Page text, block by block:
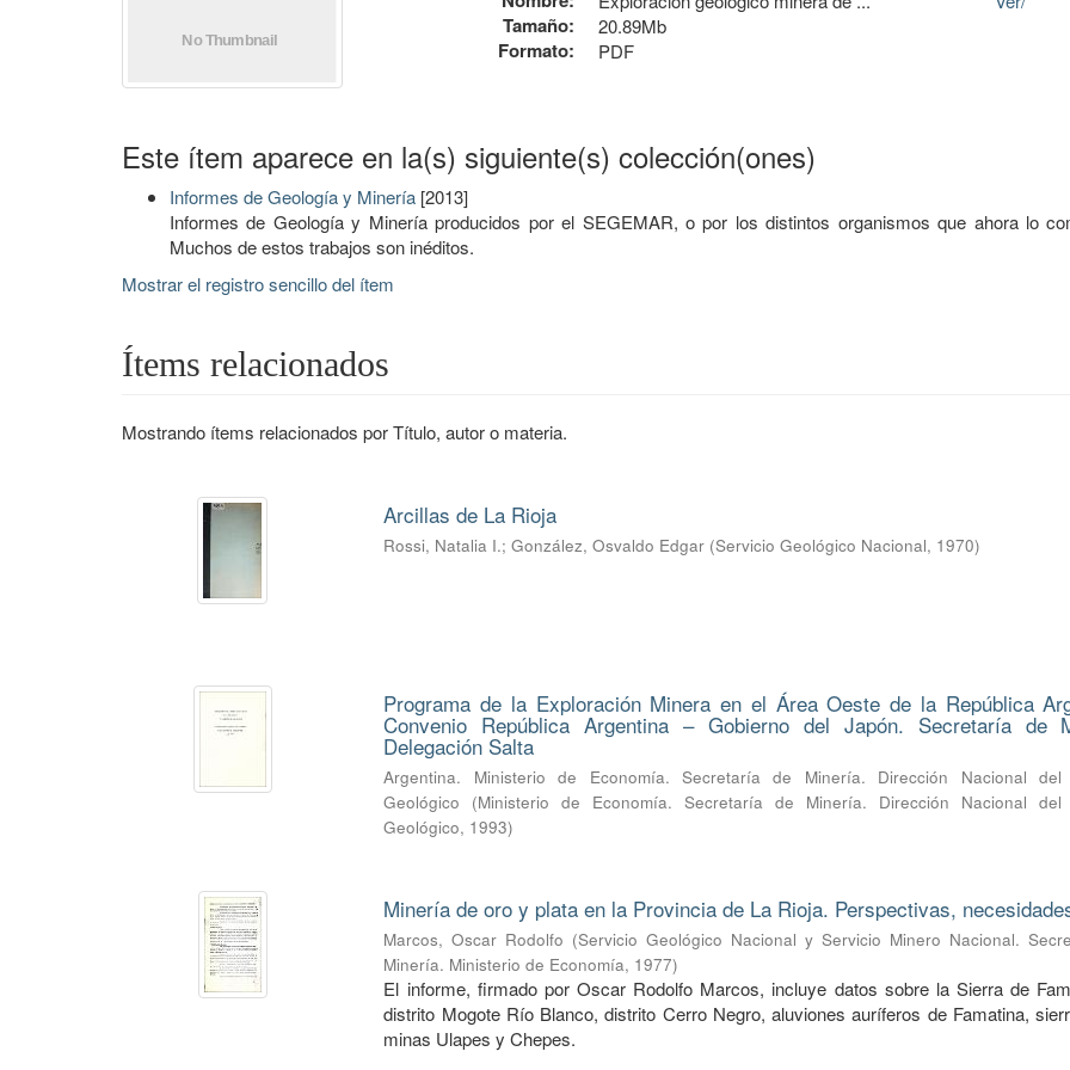
Tamaño: 20.89Mb
Formato: PDF
Este ítem aparece en la(s) siguiente(s) colección(ones)
Informes de Geología y Minería [2013]
Informes de Geología y Minería producidos por el SEGEMAR, o por los distintos organismos que ahora lo
Muchos de estos trabajos son inéditos.
Mostrar el registro sencillo del ítem
Ítems relacionados
Mostrando ítems relacionados por Título, autor o materia.
Arcillas de La Rioja
Rossi, Natalia I.;González, Osvaldo Edgar (Servicio Geológico Nacional, 1970)
Programa de la Exploración Minera en el Área Oeste de la República
Convenio República Argentina – Gobierno del Japón. Secretaría de
Delegación Salta
Argentina. Ministerio de Economía. Secretaría de Minería. Dirección Nacional del
Geológico
(Ministerio de Economía. Secretaría de Minería. Dirección Nacional del
Geológico, 1993)
Minería de oro y plata en la Provincia de La Rioja. Perspectivas,
Marcos, Oscar Rodolfo (Servicio Geológico Nacional y Servicio Minero Nacional.
Minería. Ministerio de Economía, 1977)
El informe, firmado por Oscar Rodolfo Marcos, incluye datos sobre la Sierra de
distrito Mogote Río Blanco, distrito Cerro Negro, aluviones auríferos de Famatina,
minas Ulapes y Chepes.